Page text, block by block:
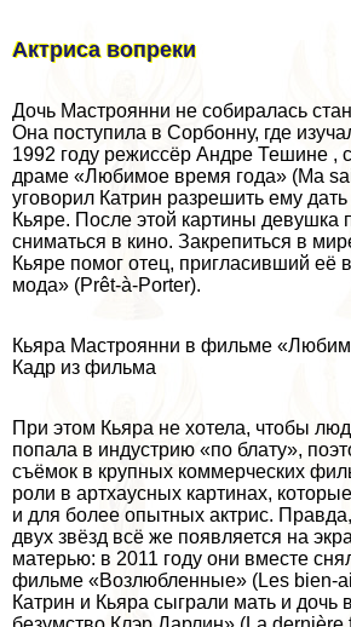
Актриса вопреки
Дочь Мастроянни не собиралась
Она поступила в Сорбонну, где
1992 году режиссёр Андре Тешине ,
драме «Любимое время года» (Ma
уговорил Катрин разрешить ему
Кьяре. После этой картины дeвyшка
сниматься в кино. Закрепиться в
Кьяре помог отец, пригласивший её
мода» (Prêt-à-Porter).
Кьяра Мастроянни в фильме
Кадр из фильма
При этом Кьяра не хотела, чтобы
попала в индустрию «по блату»,
съёмок в крупных коммерческих
роли в артхаусных картинах,
и для более опытных актрис.
двух звёзд всё же появляется на
матерью: в 2011 году они вместе
фильме «Возлюбленные» (Les bien-
Катрин и Кьяра сыграли мать и